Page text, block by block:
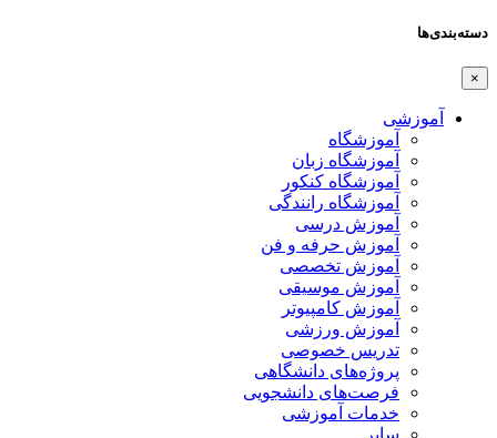
دسته‌بندی‌ها
×
آموزشی
آموزشگاه
آموزشگاه زبان
آموزشگاه کنکور
آموزشگاه رانندگی
آموزش درسی
آموزش حرفه و فن
آموزش تخصصی
آموزش موسیقی
آموزش کامپیوتر
آموزش ورزشی
تدریس خصوصی
پروژه‌های دانشگاهی
فرصت‌های دانشجویی
خدمات آموزشی